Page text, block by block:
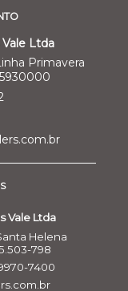
Ltda
Primavera
Vale Ltda
Helena
798
7400